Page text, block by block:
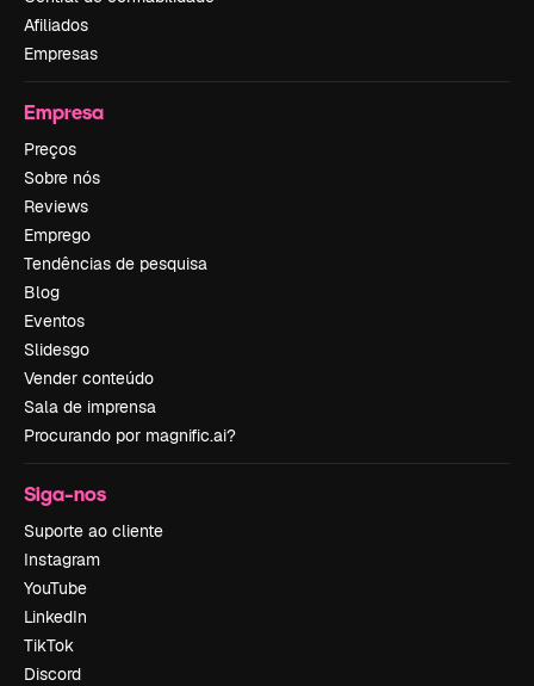
Afiliados
Empresas
Empresa
Preços
Sobre nós
Reviews
Emprego
Tendências de pesquisa
Blog
Eventos
Slidesgo
Vender conteúdo
Sala de imprensa
Procurando por magnific.ai?
Siga-nos
Suporte ao cliente
Instagram
YouTube
LinkedIn
TikTok
Discord